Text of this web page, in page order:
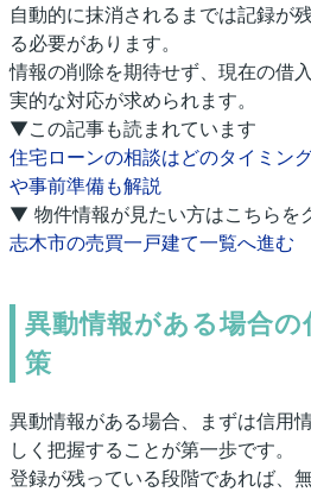
自動的に抹消されるまでは記録が
る必要があります。
情報の削除を期待せず、現在の借
実的な対応が求められます。
▼この記事も読まれています
住宅ローンの相談はどのタイミン
や事前準備も解説
▼ 物件情報が見たい方はこちらを
志木市の売買一戸建て一覧へ進む
異動情報がある場合
策
異動情報がある場合、まずは信用
しく把握することが第一歩です。
登録が残っている段階であれば、